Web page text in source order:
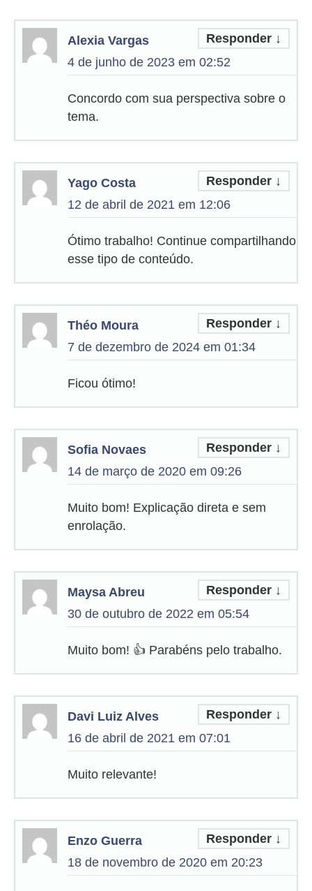
Alexia Vargas
4 de junho de 2023 em 02:52
Responder ↓
Concordo com sua perspectiva sobre o
tema.
Yago Costa
12 de abril de 2021 em 12:06
Responder ↓
Ótimo trabalho! Continue compartilhando
esse tipo de conteúdo.
Théo Moura
7 de dezembro de 2024 em 01:34
Responder ↓
Ficou ótimo!
Sofia Novaes
14 de março de 2020 em 09:26
Responder ↓
Muito bom! Explicação direta e sem
enrolação.
Maysa Abreu
30 de outubro de 2022 em 05:54
Responder ↓
Muito bom! 👍 Parabéns pelo trabalho.
Davi Luiz Alves
16 de abril de 2021 em 07:01
Responder ↓
Muito relevante!
Enzo Guerra
18 de novembro de 2020 em 20:23
Responder ↓